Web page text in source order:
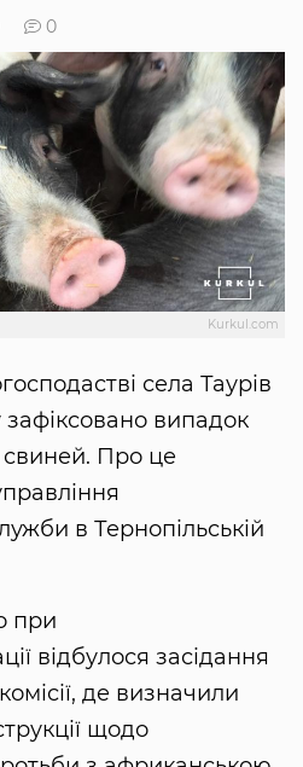
0
Kurkul.com
села Таурів
зафіксовано випадок
свиней. Про це
в Тернопільській
при
відбулося засідання
де визначили
щодо